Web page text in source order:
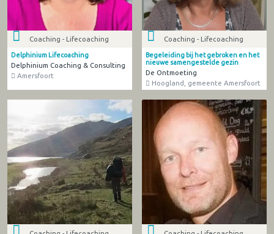
Coaching - Lifecoaching
Delphinium Lifecoaching
Delphinium Coaching & Consulting
Amersfoort
Coaching - Lifecoaching
Begeleiding bij het gebroken en het
nieuwe samengestelde gezin
De Ontmoeting
Hoogland, gemeente Amersfoort